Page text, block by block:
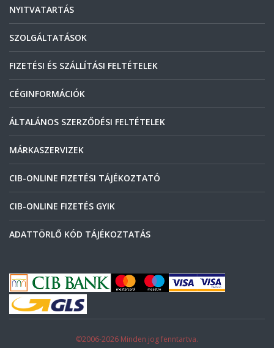
NYITVATARTÁS
SZOLGÁLTATÁSOK
FIZETÉSI ÉS SZÁLLÍTÁSI FELTÉTELEK
CÉGINFORMÁCIÓK
ÁLTALÁNOS SZERZŐDÉSI FELTÉTELEK
MÁRKASZERVIZEK
CIB-ONLINE FIZETÉSI TÁJÉKOZTATÓ
CIB-ONLINE FIZETÉS GYIK
ADATTÖRLŐ KÓD TÁJÉKOZTATÁS
©2006-2026 Minden jog fenntartva.